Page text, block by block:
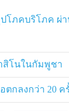
ภคบริโภค ผ่
สิโนในกัมพูชา
ตกลงกว่า 20 ค